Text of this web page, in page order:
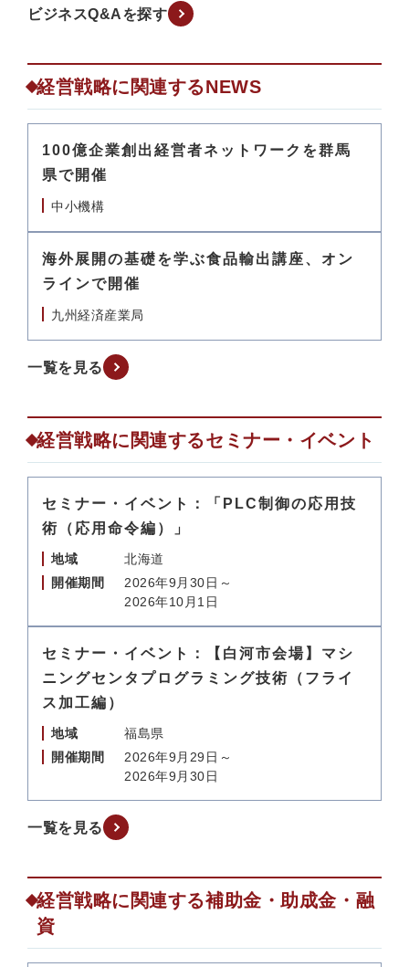
ビジネスQ&Aを探す
経営戦略に関連するNEWS
100億企業創出経営者ネットワークを群馬
県で開催
中小機構
海外展開の基礎を学ぶ食品輸出講座、オン
ラインで開催
九州経済産業局
一覧を見る
経営戦略に関連するセミナー・イベント
セミナー・イベント：「PLC制御の応用技
術（応用命令編）」
地域
北海道
開催期間
2026年9月30日～
2026年10月1日
セミナー・イベント：【白河市会場】マシ
ニングセンタプログラミング技術（フライ
ス加工編）
地域
福島県
開催期間
2026年9月29日～
2026年9月30日
一覧を見る
経営戦略に関連する補助金・助成金・融
資